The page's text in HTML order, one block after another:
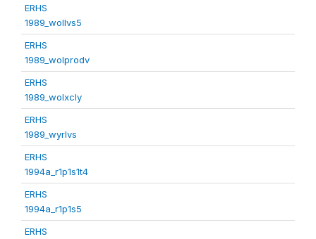
ERHS
1989_wollvs5
ERHS
1989_wolprodv
ERHS
1989_wolxcly
ERHS
1989_wyrlvs
ERHS
1994a_r1p1s1t4
ERHS
1994a_r1p1s5
ERHS